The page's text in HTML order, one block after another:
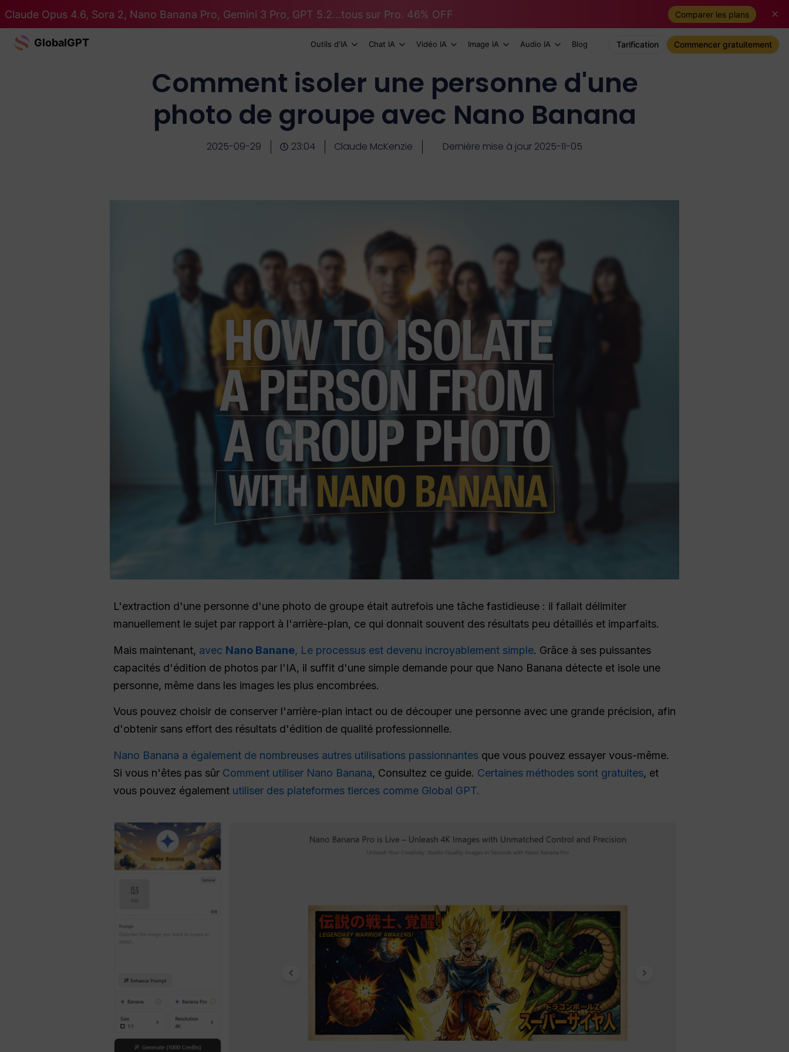
Claude Opus 4.6, Sora 2, Nano Banana Pro, Gemini 3 Pro, GPT 5.2...tous sur Pro. 46% OFF Comparer les plans
GlobalGPT Outils d'IA Chat IA Vidéo IA Image IA Audio IA Blog Tarification Commencer gratuitement
Comment isoler une personne d'une
photo de groupe avec Nano Banana
2025-09-29 23:04 Claude McKenzie Dernière mise à jour 2025-11-05
L'extraction d'une personne d'une photo de groupe était autrefois une tâche fastidieuse : il fallait délimiter
manuellement le sujet par rapport à l'arrière-plan, ce qui donnait souvent des résultats peu détaillés et imparfaits.
Mais maintenant, avec Nano Banane, Le processus est devenu incroyablement simple. Grâce à ses puissantes
capacités d'édition de photos par l'IA, il suffit d'une simple demande pour que Nano Banana détecte et isole une
personne, même dans les images les plus encombrées.
Vous pouvez choisir de conserver l'arrière-plan intact ou de découper une personne avec une grande précision, afin
d'obtenir sans effort des résultats d'édition de qualité professionnelle.
Nano Banana a également de nombreuses autres utilisations passionnantes que vous pouvez essayer vous-même.
Si vous n'êtes pas sûr Comment utiliser Nano Banana, Consultez ce guide. Certaines méthodes sont gratuites, et
vous pouvez également utiliser des plateformes tierces comme Global GPT.